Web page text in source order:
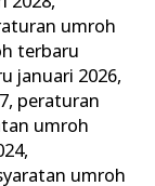
umroh
terbaru
januari 2026,
, peraturan
umroh
,
umroh